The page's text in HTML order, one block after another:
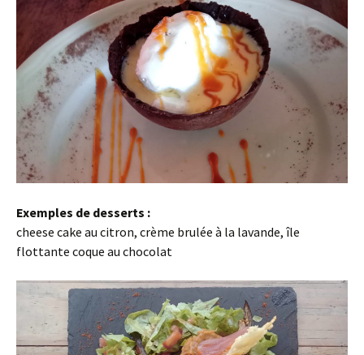
Exemples de desserts :
cheese cake au citron, crème brulée à la lavande, île
flottante coque au chocolat